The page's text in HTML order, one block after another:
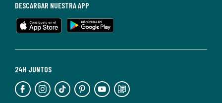
en
cualquier
Para
información,
puedes
24H JUNTOS
DESCARGAR NUESTRA APP